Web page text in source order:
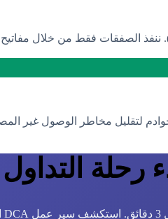
رحلة التداول